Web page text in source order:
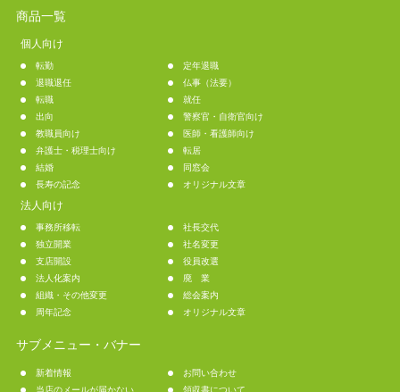
商品一覧
個人向け
転勤
定年退職
退職退任
仏事（法要）
転職
就任
出向
警察官・自衛官向け
教職員向け
医師・看護師向け
弁護士・税理士向け
転居
結婚
同窓会
長寿の記念
オリジナル文章
法人向け
事務所移転
社長交代
独立開業
社名変更
支店開設
役員改選
法人化案内
廃 業
組織・その他変更
総会案内
周年記念
オリジナル文章
サブメニュー・バナー
新着情報
お問い合わせ
当店のメールが届かない
領収書について